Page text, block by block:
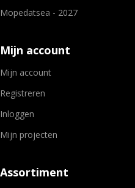
Mopedatsea - 2027
Mijn account
Mijn account
Registreren
Inloggen
Mijn projecten
Assortiment